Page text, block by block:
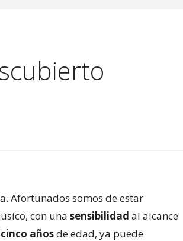
Afortunados somos de estar
con unasensibilidad al alcance
añosde edad, ya puede